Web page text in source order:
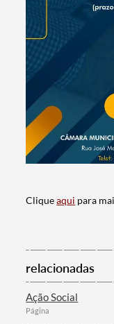
Termo de
Categorias
Cliqueaqui para
relacionadas
Ação Social
Página